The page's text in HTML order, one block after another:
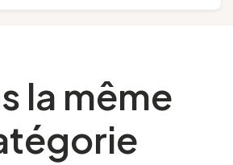
la même